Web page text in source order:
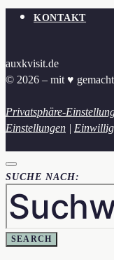
KONTAKT
auxkvisit.de
© 2026 – mit ♥︎
Privatsphäre-
Einstellungen |
SUCHE NACH:
SEARCH